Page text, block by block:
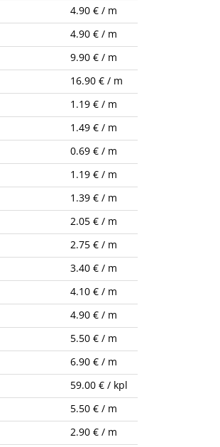
4.90 € / m
4.90 € / m
9.90 € / m
16.90 € / m
1.19 € / m
1.49 € / m
0.69 € / m
1.19 € / m
1.39 € / m
2.05 € / m
2.75 € / m
3.40 € / m
4.10 € / m
4.90 € / m
5.50 € / m
6.90 € / m
59.00 € / kpl
5.50 € / m
2.90 € / m